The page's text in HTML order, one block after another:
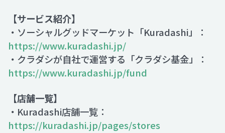
【サービス紹介】
・ソーシャルグッドマーケット「Kuradashi」：
https://www.kuradashi.jp/
・クラダシが自社で運営する「クラダシ基金」：
https://www.kuradashi.jp/fund
【店舗一覧】
・Kuradashi店舗一覧：
https://kuradashi.jp/pages/stores